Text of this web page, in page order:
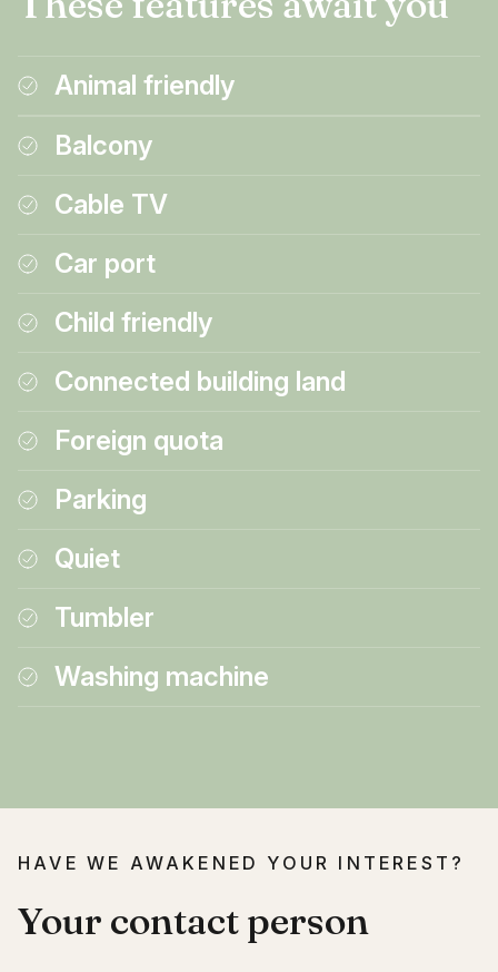
Animal friendly
Balcony
Cable TV
Car port
Child friendly
Connected building land
Foreign quota
Parking
Quiet
Tumbler
Washing machine
HAVE WE AWAKENED YOUR INTEREST?
Your contact person